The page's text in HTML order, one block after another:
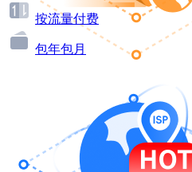
按流量付费
包年包月